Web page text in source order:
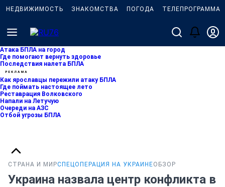
НЕДВИЖИМОСТЬ ЗНАКОМСТВА ПОГОДА ТЕЛЕПРОГРАММА
Атака БПЛА на город
Где помогают вернуть здоровье
Последствия налета БПЛА
Как ярославцы пережили атаку БПЛА
Где поймать настоящее лето
Реставрация Волковского
Напали на Летучую
Очереди на АЗС
Отбой угрозы БПЛА
СТРАНА И МИРСПЕЦОПЕРАЦИЯ НА УКРАИНЕОБЗОР
Украина назвала центр конфликта в